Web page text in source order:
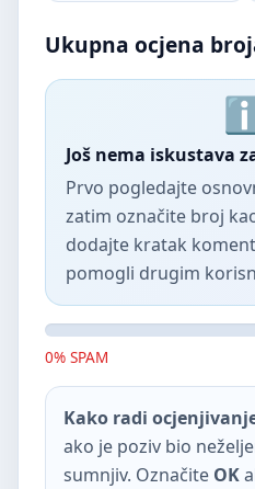
Ukupna ocjena
Još nema iskustava
Prvo pogledajte
zatim označite broj
dodajte kratak
pomogli drugim
0% SPAM
Kako radi
ako je poziv bio
sumnjiv. Označite OK